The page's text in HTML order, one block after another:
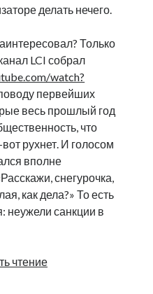
делать нечего.
Только
LCI собрал
watch?
первейших
весь прошлый год
что
рухнет. И голосом
вполне
снегурочка,
как дела?» То есть
неужели санкции в
чтениеМного